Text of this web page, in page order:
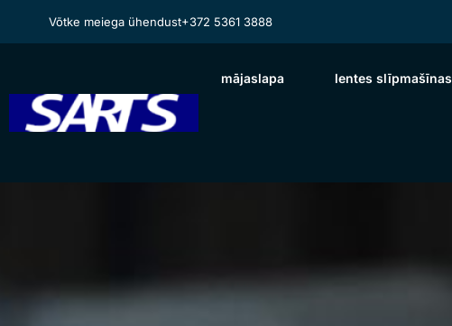
Võtke meiega ühendust+372 5361 3888
mājaslapa lentes slīpmašīnas